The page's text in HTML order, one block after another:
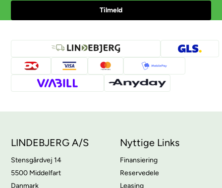
LINDEBJERG A/S
Stensgårdvej 14
5500 Middelfart
Danmark
Nyttige Links
Finansiering
Reservedele
Leasing